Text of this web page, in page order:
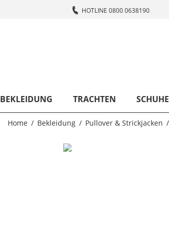
HOTLINE 0800 0638190
BEKLEIDUNG TRACHTEN SCHUHE
Home Bekleidung Pullover & Strickjacken